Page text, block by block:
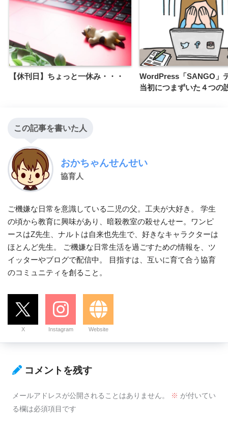
【休刊日】ちょっと一休み・・・
WordPress「SANGO」
当初につまずいた４つの
この記事を書いた人
おかちゃんせんせい
協育人
ご機嫌な日常を意識している二児の父。工夫が大好き。 学生
の頃から教育に興味があり、暗殺教室の殺せんせー。ワンピ
ースはZ先生、ナルトは自来也先生で、好きなキャラクターは
ほとんど先生。 ご機嫌な日常生活を過ごすための情報を、ツ
イッターやブログで配信中。 目指すは、互いに育て合う協育
のコミュニティを創ること。
X Instagram Website
コメントを残す
メールアドレスが公開されることはありません。 ※ が付いてい
る欄は必須項目です